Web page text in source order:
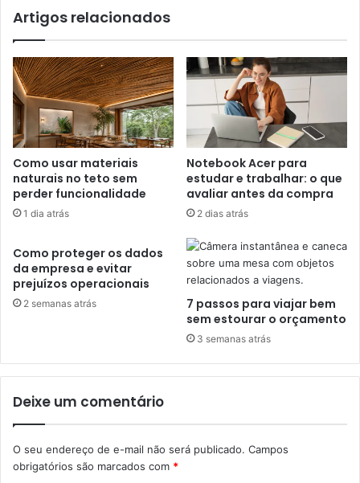
Artigos relacionados
Como usar materiais
naturais no teto sem
perder funcionalidade
1 dia atrás
Notebook Acer para
estudar e trabalhar: o que
avaliar antes da compra
2 dias atrás
Como proteger os dados
da empresa e evitar
prejuízos operacionais
2 semanas atrás
7 passos para viajar bem
sem estourar o orçamento
3 semanas atrás
Deixe um comentário
O seu endereço de e-mail não será publicado. Campos
obrigatórios são marcados com *